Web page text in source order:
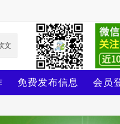
文
免费发布信息 会员